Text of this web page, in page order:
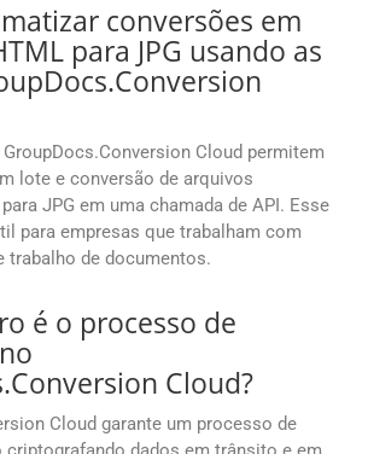
conversões em
para JPG usando as
Cloud permitem
lote e conversão de arquivos
JPG em uma chamada de API. Esse
para empresas que trabalham com
trabalho de documentos.
é o processo de
Cloud?
Cloud garante um processo de